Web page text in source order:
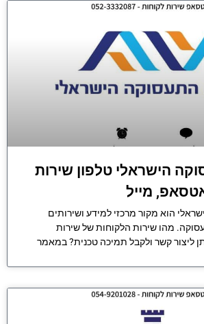
הישראלי טלפון שירות
מייל
הוא מקור מרכזי למידע ושירותים
מהו שירות הלקוחות של שירות
ליצור קשר ולקבל תמיכה טכנית? במאמר